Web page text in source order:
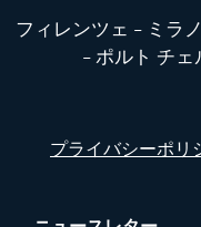
フィレンツェ - ミラノ
- ポルト チェ
プライバシーポリ